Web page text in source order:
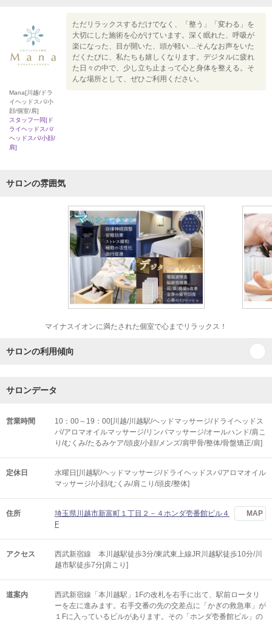
Mana[川越/ドラ
イヘッドスパ/小
顔/個室/肩]
スタッフ一同[ド
ライヘッドスパ/
ヘッドスパ/小顔/
肩]
ただリラックスするだけでなく、「整う」「変わる」を
大切にした施術を心がけています。深く眠れた、呼吸が
楽になった、目が開いた、頭が軽い…そんなお声をいた
だくたびに、私たちも嬉しくなります。デジタルに疲れ
た日々の中で、少し立ち止まって心と身体を整える。そ
んな場所として、ぜひご利用ください。
サロンの雰囲気
マイナスイオンに満たされた個室で心までリラックス！
サロンの利用傾向
サロンデータ
営業時間
10：00～19：00[川越/川越駅/ヘッドマッサージ/ドライヘッドス
パ/アロマオイルマッサージ/リンパマッサージ/オールハンド/肩こ
り/むくみ/たるみケア/頭皮/小顔/メンズ/肩甲骨/整体/骨盤矯正/肩]
定休日
水曜日[川越駅/ヘッドマッサージ/ドライヘッドスパ/アロマオイル
マッサージ/小顔/むくみ/肩こり/頭皮/整体]
住所
埼玉県川越市新富町１丁目２－４ホンダ壱番館ビル４
F
MAP
アクセス
西武新宿線 本川越駅徒歩3分/東武東上線JR川越駅徒歩10分/川
越市駅徒歩7分[肩こり]
道案内
西武新宿線「本川越駅」1Fの改札を右手に出て、駅前ロータリ
ーを左に進みます。右手交番の先の交差点に「かぎの救急車」が
１Fに入っているビルがあります。その「ホンダ壱番館ビル」の